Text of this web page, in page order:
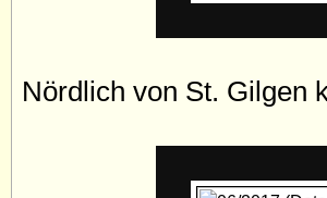
Nördlich von St. Gilgen